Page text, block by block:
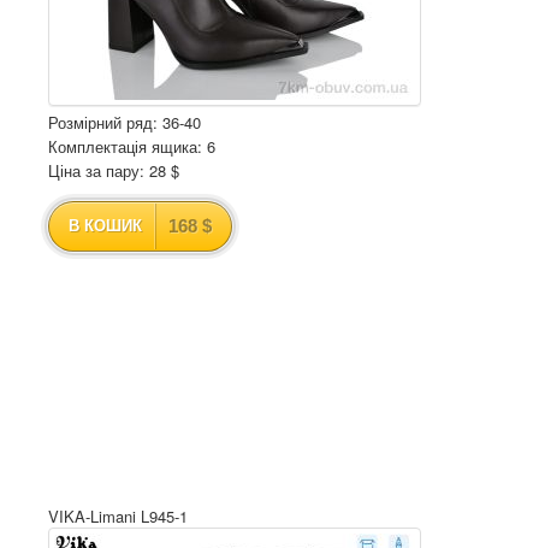
Розмірний ряд: 36-40
Комплектація ящика: 6
Ціна за пару: 28 $
В КОШИК 168 $
VIKA-Limani L945-1